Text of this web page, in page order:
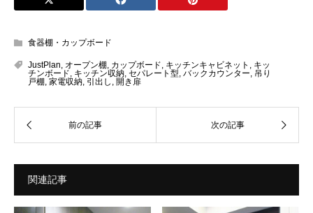
食器棚・カップボード
JustPlan, オープン棚, カップボード, キッチンキャビネット , キッ
チンボード, キッチン収納, セパレート型, バックカウンター, 吊り
戸棚, 家電収納, 引出し , 開き扉
関連記事